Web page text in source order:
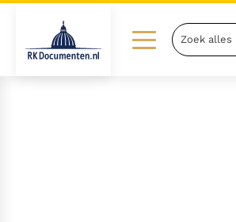
Lezen
Over
Zoek alles